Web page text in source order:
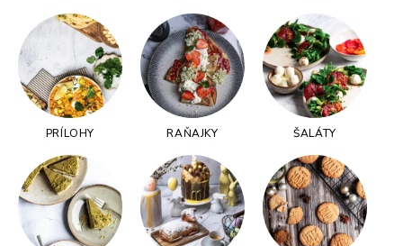
PRÍLOHY RAŇAJKY ŠALÁTY